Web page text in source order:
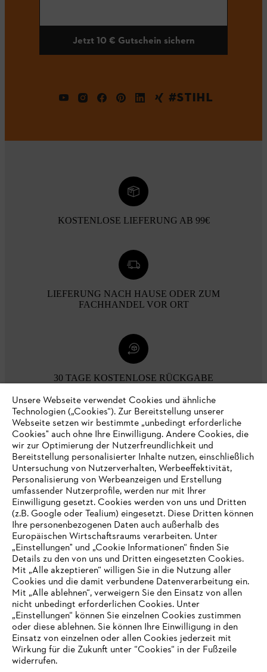
Jetzt 10 € Gutschein sichern
#STIHL
KOSTENLOSE LIEFERUNG AB 99€
LIEFERUNG NACH HAUSE ODER ZUM
FACHHANDEL VOR ORT
30 TAGE KOSTENLOSE RÜCKGABE
Zahlungsmöglichkeiten
Unternehmen
Online Shop
Service
IHR BROWSER WIRD NICHT
UNTERSTÜTZT
Unsere Webseite verwendet Cookies und ähnliche
Technologien („Cookies“). Zur Bereitstellung unserer
Webseite setzen wir bestimmte „unbedingt erforderliche
Cookies" auch ohne Ihre Einwilligung. Andere Cookies, die
wir zur Optimierung der Nutzerfreundlichkeit und
Bereitstellung personalisierter Inhalte nutzen, einschließlich
Untersuchung von Nutzerverhalten, Werbeeffektivität,
Personalisierung von Werbeanzeigen und Erstellung
umfassender Nutzerprofile, werden nur mit Ihrer
Einwilligung gesetzt. Cookies werden von uns und Dritten
(z.B. Google oder Tealium) eingesetzt. Diese Dritten können
Ihre personenbezogenen Daten auch außerhalb des
Europäischen Wirtschaftsraums verarbeiten. Unter
„Einstellungen" und „Cookie Informationen“ finden Sie
Details zu den von uns und Dritten eingesetzten Cookies.
Mit „Alle akzeptieren“ willigen Sie in die Nutzung aller
Cookies und die damit verbundene Datenverarbeitung ein.
Mit „Alle ablehnen“, verweigern Sie den Einsatz von allen
nicht unbedingt erforderlichen Cookies. Unter
„Einstellungen“ können Sie einzelnen Cookies zustimmen
oder diese ablehnen. Sie können Ihre Einwilligung in den
Einsatz von einzelnen oder allen Cookies jederzeit mit
Wirkung für die Zukunft unter “Cookies“ in der Fußzeile
widerrufen.